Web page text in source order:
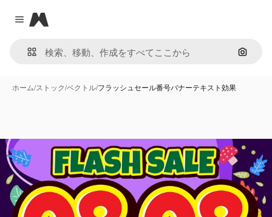
Close menu
Magnific
画像で
ホーム/ストック/ベクトル/フラッシュセール番号バナーテキスト効果